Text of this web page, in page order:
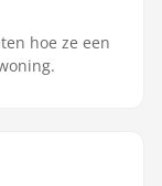
hoe ze een